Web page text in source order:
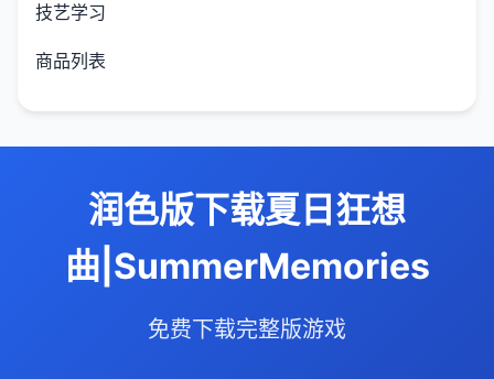
技艺学习
商品列表
润色版下载夏日狂想
曲|SummerMemories
免费下载完整版游戏